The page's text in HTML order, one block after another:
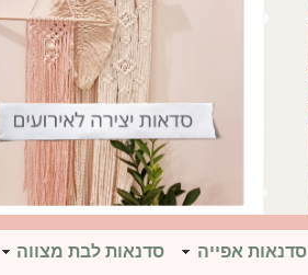
סדנאות אפייה סדנאות לבת מצווה